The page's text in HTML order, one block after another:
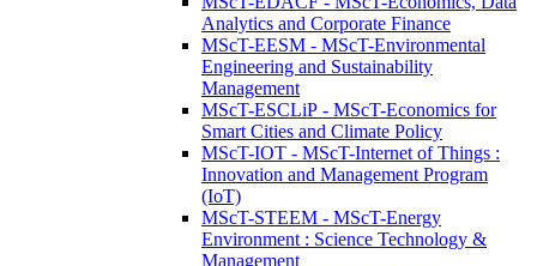
Analytics and Corporate Finance
MScT-EESM - MScT-Environmental
Engineering and Sustainability
Management
MScT-ESCLiP - MScT-Economics for
Smart Cities and Climate Policy
MScT-IOT - MScT-Internet of Things :
Innovation and Management Program
(IoT)
MScT-STEEM - MScT-Energy
Environment : Science Technology &
Management